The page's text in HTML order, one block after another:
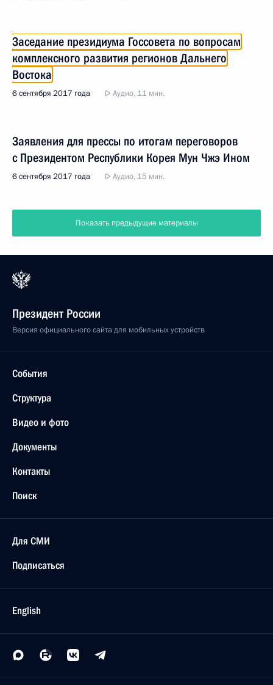
Заседание президиума Госсовета по вопросам
комплексного развития регионов Дальнего
Востока
6 сентября 2017 года Аудио, 11 мин.
Заявления для прессы по итогам переговоров
с Президентом Республики Корея Мун Чжэ Ином
6 сентября 2017 года Аудио, 15 мин.
Показать предыдущие материалы
Президент России
Версия официального сайта для мобильных устройств
События
Структура
Видео и фото
Документы
Контакты
Поиск
Для СМИ
Подписаться
English